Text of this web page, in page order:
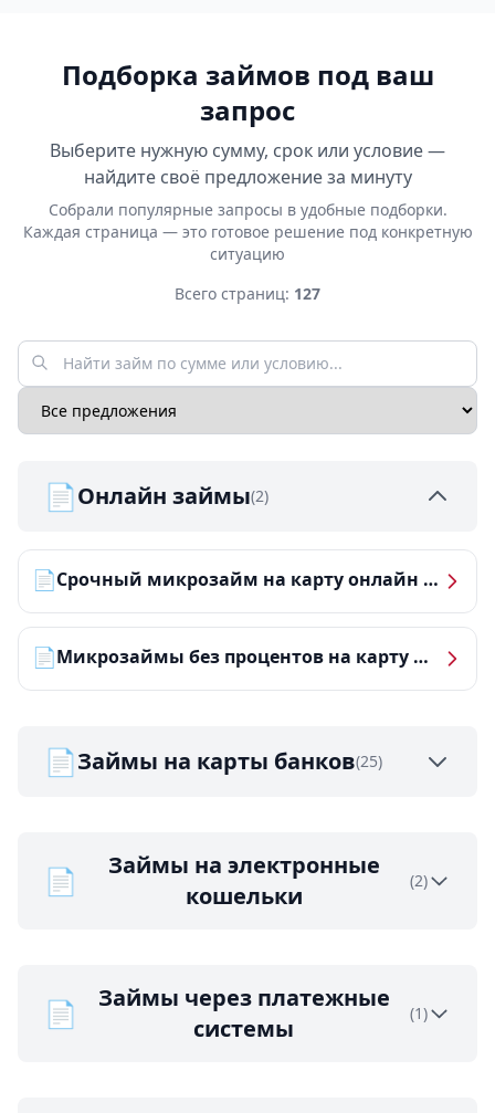
Подборка займов под ваш
запрос
Выберите нужную сумму, срок или условие —
найдите своё предложение за минуту
Собрали популярные запросы в удобные подборки.
Каждая страница — это готовое решение под конкретную
ситуацию
Всего страниц: 127
📄Онлайн займы(2)
📄 Срочный микрозайм на карту онлайн — получить деньги за 5 минут
📄 Микрозаймы без процентов на карту — ТОП-10 за 2026 год
📄Займы на карты банков(25)
📄
Займы на электронные
кошельки
(2)
📄
Займы через платежные
системы
(1)